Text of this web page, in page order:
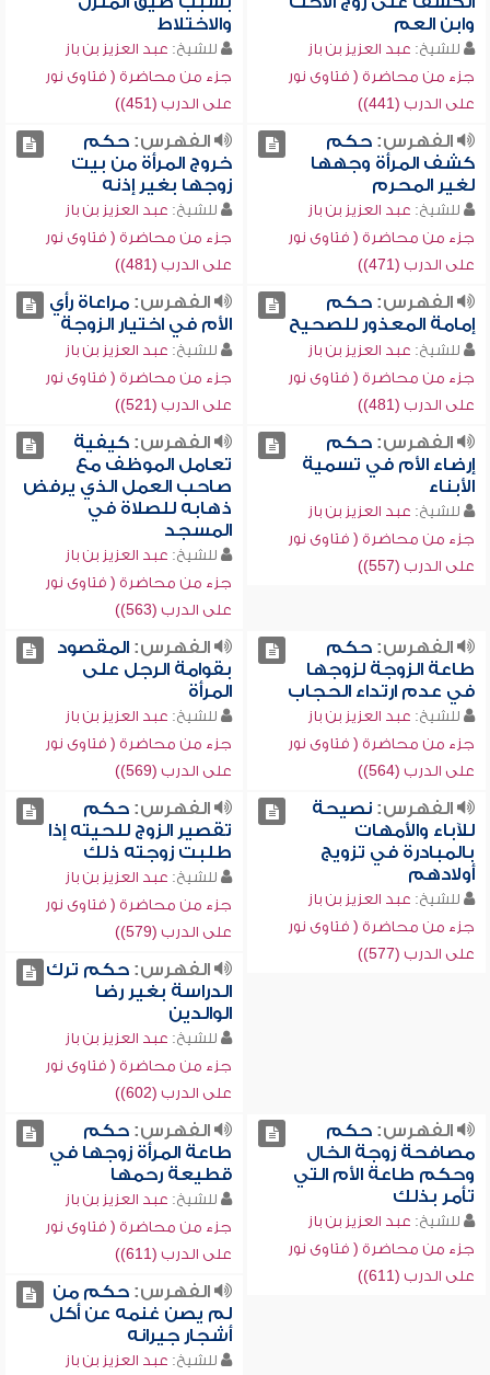
وابن العم
للشيخ: عبد العزيز بن باز
جزء من محاضرة ( فتاوى نور
على الدرب (441))
والاختلاط
للشيخ: عبد العزيز بن باز
جزء من محاضرة ( فتاوى نور
على الدرب (451))
الفهرس:حكم
كشف المرأة وجهها
لغير المحرم
للشيخ: عبد العزيز بن باز
جزء من محاضرة ( فتاوى نور
على الدرب (471))
الفهرس:حكم
خروج المرأة من بيت
زوجها بغير إذنه
للشيخ: عبد العزيز بن باز
جزء من محاضرة ( فتاوى نور
على الدرب (481))
الفهرس:حكم
إمامة المعذور للصحيح
للشيخ: عبد العزيز بن باز
جزء من محاضرة ( فتاوى نور
على الدرب (481))
الفهرس:مراعاة رأي
الأم في اختيار الزوجة
للشيخ: عبد العزيز بن باز
جزء من محاضرة ( فتاوى نور
على الدرب (521))
الفهرس:حكم
إرضاء الأم في تسمية
الأبناء
للشيخ: عبد العزيز بن باز
جزء من محاضرة ( فتاوى نور
على الدرب (557))
الفهرس:كيفية
تعامل الموظف مع
صاحب العمل الذي يرفض
ذهابه للصلاة في
المسجد
للشيخ: عبد العزيز بن باز
جزء من محاضرة ( فتاوى نور
على الدرب (563))
الفهرس:حكم
طاعة الزوجة لزوجها
في عدم ارتداء الحجاب
للشيخ: عبد العزيز بن باز
جزء من محاضرة ( فتاوى نور
على الدرب (564))
الفهرس:المقصود
بقوامة الرجل على
المرأة
للشيخ: عبد العزيز بن باز
جزء من محاضرة ( فتاوى نور
على الدرب (569))
الفهرس:نصيحة
للآباء والأمهات
بالمبادرة في تزويج
أولادهم
للشيخ: عبد العزيز بن باز
جزء من محاضرة ( فتاوى نور
على الدرب (577))
الفهرس:حكم
تقصير الزوج للحيته إذا
طلبت زوجته ذلك
للشيخ: عبد العزيز بن باز
جزء من محاضرة ( فتاوى نور
على الدرب (579))
الفهرس:حكم ترك
الدراسة بغير رضا
الوالدين
للشيخ: عبد العزيز بن باز
جزء من محاضرة ( فتاوى نور
على الدرب (602))
الفهرس:حكم
مصافحة زوجة الخال
وحكم طاعة الأم التي
تأمر بذلك
للشيخ: عبد العزيز بن باز
جزء من محاضرة ( فتاوى نور
على الدرب (611))
الفهرس:حكم
طاعة المرأة زوجها في
قطيعة رحمها
للشيخ: عبد العزيز بن باز
جزء من محاضرة ( فتاوى نور
على الدرب (611))
الفهرس:حكم من
لم يصن غنمه عن أكل
أشجار جيرانه
للشيخ: عبد العزيز بن باز